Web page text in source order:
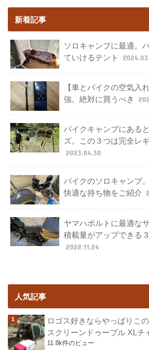
新着記事
ソロキャンプに最適。
ていけるテント
【車とバイクの空気入
強。絶対に買うべき
バイクキャンプにある
ズ。この３つは完全レ
2023.04.30
バイクのソロキャンプ
快適な持ち物をご紹介
ヤマハボルトに最適な
積載量がアップできる
2022.11.24
人気記事
ロゴス好きならやっぱりこ
スクリーンドゥーブル XLチ
11.8k件のビュー